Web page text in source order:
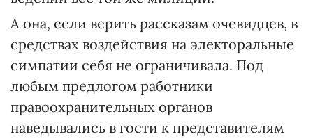
А она, если верить рассказам очевидцев, в
средствах воздействия на электоральные
симпатии себя не ограничивала. Под
любым предлогом работники
правоохранительных органов
наведывались в гости к представителям